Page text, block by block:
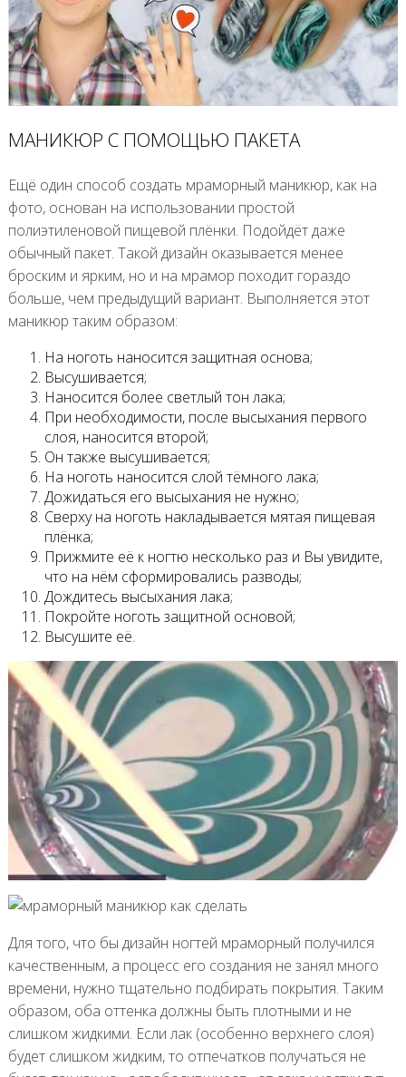
МАНИКЮР С ПОМОЩЬЮ ПАКЕТА
Ещё один способ создать мраморный маникюр, как на
фото, основан на использовании простой
полиэтиленовой пищевой плёнки. Подойдёт даже
обычный пакет. Такой дизайн оказывается менее
броским и ярким, но и на мрамор походит гораздо
больше, чем предыдущий вариант. Выполняется этот
маникюр таким образом:
На ноготь наносится защитная основа;
Высушивается;
Наносится более светлый тон лака;
При необходимости, после высыхания первого
слоя, наносится второй;
Он также высушивается;
На ноготь наносится слой тёмного лака;
Дожидаться его высыхания не нужно;
Сверху на ноготь накладывается мятая пищевая
плёнка;
Прижмите её к ногтю несколько раз и Вы увидите,
что на нём сформировались разводы;
Дождитесь высыхания лака;
Покройте ноготь защитной основой;
Высушите её.
Для того, что бы дизайн ногтей мраморный получился
качественным, а процесс его создания не занял много
времени, нужно тщательно подбирать покрытия. Таким
образом, оба оттенка должны быть плотными и не
слишком жидкими. Если лак (особенно верхнего слоя)
будет слишком жидким, то отпечатков получаться не